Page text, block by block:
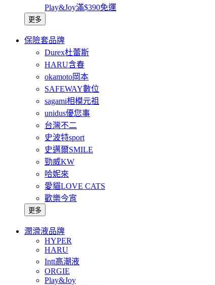
Play&Joy滿$390免運
更多
保險套品牌
Durex杜蕾斯
HARU含春
okamoto岡本
SAFEWAY數位
sagami相模元祖
unidus優您事
台灣不二
史波特sport
史邁爾SMILE
勁威KW
哈妮來
愛貓LOVE CATS
歡樂今宵
更多
潤滑液品牌
HYPER
HARU
Intt高潮液
ORGIE
Play&Joy